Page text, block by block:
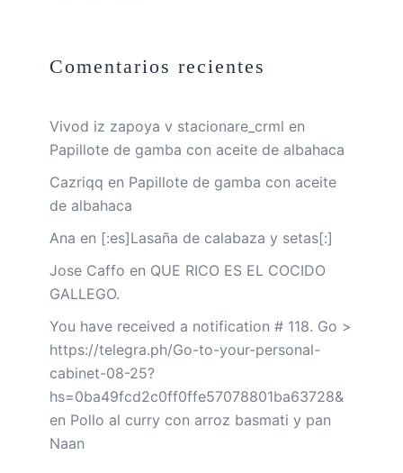
Comentarios recientes
Vivod iz zapoya v stacionare_crml en
Papillote de gamba con aceite de albahaca
Cazriqq en Papillote de gamba con aceite
de albahaca
Ana en [:es]Lasaña de calabaza y setas[:]
Jose Caffo en QUE RICO ES EL COCIDO
GALLEGO.
You have received a notification # 118. Go >
https://telegra.ph/Go-to-your-personal-
cabinet-08-25?
hs=0ba49fcd2c0ff0ffe57078801ba63728&
en Pollo al curry con arroz basmati y pan
Naan